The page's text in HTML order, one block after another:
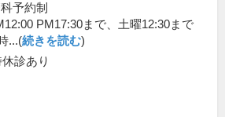
予約制
PM17:30まで、土曜12:30まで
...(続きを読む)
診あり